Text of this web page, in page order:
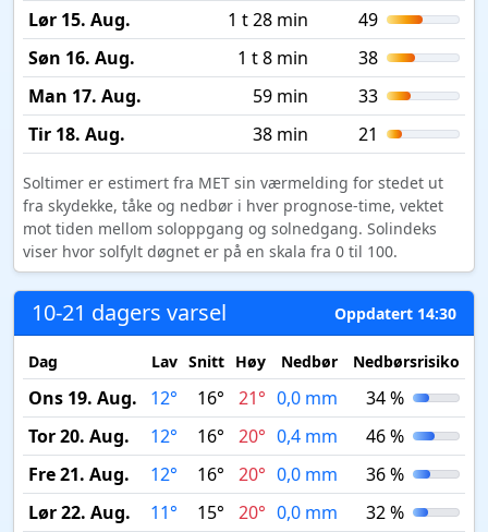
Lør 15. Aug.
1 t 28 min
49
Søn 16. Aug.
1 t 8 min
38
Man 17. Aug.
59 min
33
Tir 18. Aug.
38 min 21
Soltimer er estimert fra MET sin værmelding for stedet ut
fra skydekke, tåke og nedbør i hver prognose-time, vektet
mot tiden mellom soloppgang og solnedgang. Solindeks
viser hvor solfylt døgnet er på en skala fra 0 til 100.
10-21 dagers varsel Oppdatert 14:30
Dag Lav Snitt Høy Nedbør Nedbørsrisiko
Ons 19. Aug. 12° 16° 21° 0,0 mm
34 %
Tor 20. Aug.
12° 16° 20° 0,4 mm
46 %
Fre 21. Aug.
12° 16° 20° 0,0 mm
36 %
Lør 22. Aug.
11° 15° 20° 0,0 mm 32 %